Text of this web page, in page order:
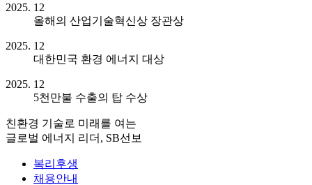
2025. 12
올해의 산업기술혁신상 장관상
2025. 12
대한민국 환경 에너지 대상
2025. 12
5천만불 수출의 탑 수상
친환경 기술로 미래를 여는
글로벌 에너지 리더, SB선보
복리후생
채용안내